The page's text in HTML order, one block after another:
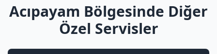
Acıpayam Bölgesinde Diğer
Özel Servisler